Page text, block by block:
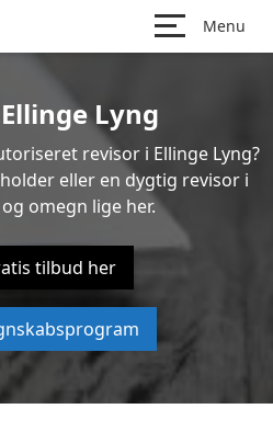
Menu
Lyng
revisor i Ellinge Lyng?
eller en dygtig revisor i
omegn lige her.
tilbud her